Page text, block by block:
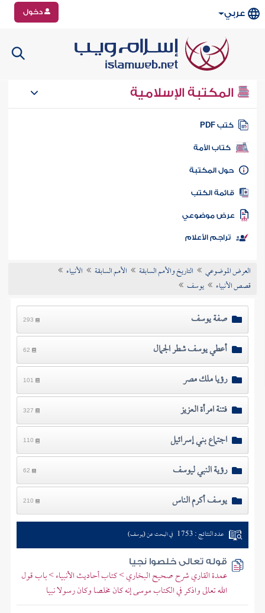
عربي دخول
المكتبة الإسلامية
كتب PDF
كتاب الأمة
المكتبة
الكتب
موضوعي
تراجم الأعلام
العرض الموضوعي التاريخ والأمم السابقة الأمم السابقة
الأنبياء
قصص الأنبياء
يوسف
صفة يوسف 293
أعطي يوسف شطر الجمال 62
رؤيا ملك مصر 101
فتنة امرأة العزيز 327
اجتماع بني إسرائيل 110
رؤية النبي ليوسف 62
يوسف أكرم الناس 210
عدد النتائج : 1753 في البحث عن (يوسف)
قوله تعالى خلصوا نجيا
عمدة القاري شرح صحيح البخاري > كتاب أحاديث الأنبياء > باب قول
الله تعالى واذكر في الكتاب موسى إنه كان مخلصا وكان رسولا نبيا